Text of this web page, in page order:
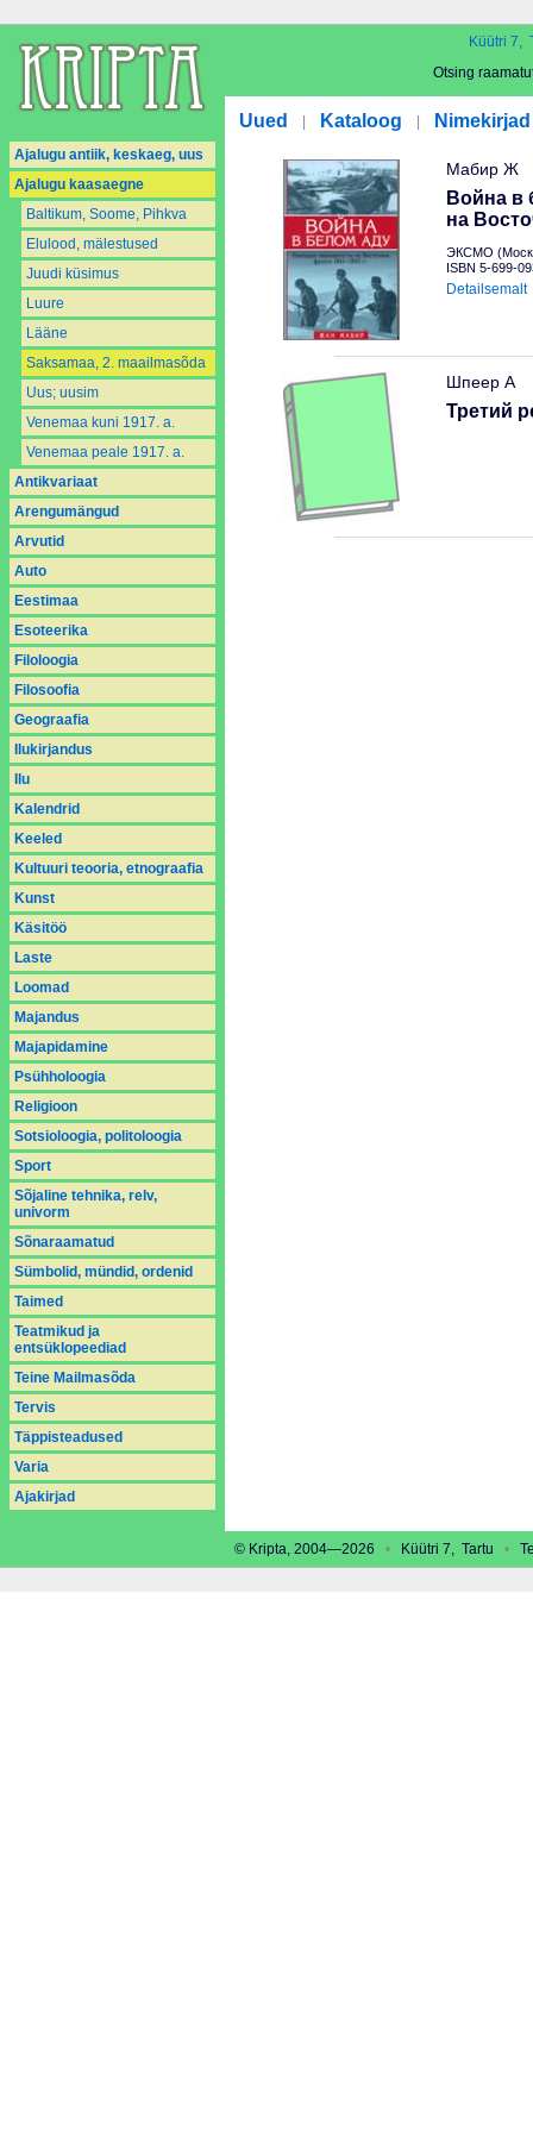
Küütri 7,
Otsing
Uued Kataloog Nimekirjad
Ajalugu antiik, keskaeg, uus
Ajalugu kaasaegne
Baltikum, Soome, Pihkva
Elulood, mälestused
Juudi küsimus
Luure
Lääne
Saksamaa, 2. maailmasõda
Uus; uusim
Venemaa kuni 1917. a.
Venemaa peale 1917. a.
Antikvariaat
Arengumängud
Arvutid
Auto
Eestimaa
Esoteerika
Filoloogia
Filosoofia
Geograafia
Ilukirjandus
Ilu
Kalendrid
Keeled
Kultuuri teooria, etnograafia
Kunst
Käsitöö
Laste
Loomad
Majandus
Majapidamine
Psühholoogia
Religioon
Sotsioloogia, politoloogia
Sport
Sõjaline tehnika, relv,
univorm
Sõnaraamatud
Sümbolid, mündid, ordenid
Taimed
Teatmikud ja
entsüklopeediad
Teine Mailmasõda
Tervis
Täppisteadused
Varia
Аjakirjad
Мабир Ж
Война в
на
ЭКСМО
ISBN 5-699-
Detailsemalt
Шпеер А
Третий
© Kripta, 2004—2026 • Küütri 7, Tartu •